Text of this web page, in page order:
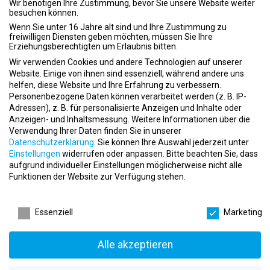
WERKSTUDENT / TRAINEE ARCHITEKTUR /
BAUINGENIEURWESEN (M/W/D)
event26.10.2022
apartmentFIT STAR Holding GmbH
placeNürnberg
KEY ACCOUNT MANAGER CORPORATE
event26.10.2022
Wir benötigen Ihre Zustimmung, bevor Sie unsere Website weiter
besuchen können.
Wenn Sie unter 16 Jahre alt sind und Ihre Zustimmung zu
freiwilligen Diensten geben möchten, müssen Sie Ihre
Erziehungsberechtigten um Erlaubnis bitten.
Wir verwenden Cookies und andere Technologien auf unserer
Website. Einige von ihnen sind essenziell, während andere uns
helfen, diese Website und Ihre Erfahrung zu verbessern.
Personenbezogene Daten können verarbeitet werden (z. B. IP-
Adressen), z. B. für personalisierte Anzeigen und Inhalte oder
Anzeigen- und Inhaltsmessung. Weitere Informationen über die
Verwendung Ihrer Daten finden Sie in unserer
Datenschutzerklärung Sie können Ihre Auswahl jederzeit unter
Einstellungen widerrufen oder anpassen. Bitte beachten Sie, dass
aufgrund individueller Einstellungen möglicherweise nicht alle
Funktionen der Website zur Verfügung stehen.
Essenziell
Marketing
Alle akzeptieren